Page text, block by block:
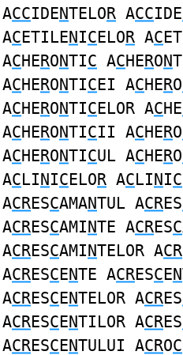
ACCIDENTELOR ACCIDE
ACETILENICELOR AC
ACHERONTIC ACHERON
ACHERONTICEI ACHERO
ACHERONTICELOR ACHE
ACHERONTICII ACHERO
ACHERONTICUL ACHERO
ACLINICELOR ACLINIC
ACRESCAMANTUL ACRES
ACRESCAMINTE ACRESC
ACRESCAMINTELOR ACR
ACRESCENTE ACRESCEN
ACRESCENTELOR ACRES
ACRESCENTILOR ACRES
ACRESCENTULUI ACROC